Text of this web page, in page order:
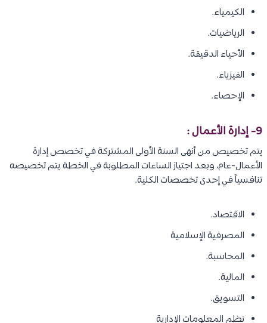
الكيمياء.
الرياضيات.
الأحياء الدقيقة.
الفيزياء.
الإحصاء.
9- إدارة الأعمال :
يتم تخصيص من أنهى السنة الأولى المشتركة في تخصص إدارة
الأعمال-عام، وبعد اجتياز الساعات المطلوبة في الخطة يتم تخصيصه
تنافسياً في إحدى تخصصات الكلية.
الاقتصاد.
المصرفية الإسلامية
المحاسبة.
المالية.
التسويق.
نظم المعلومات الإدارية